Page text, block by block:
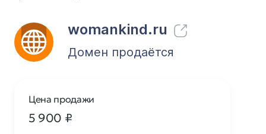
womankind.ru
Домен продаётся
Цена продажи
5 900 ₽